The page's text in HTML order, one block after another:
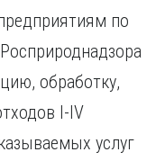
Я
Ярославль
по
обработку,
I-IV
услуг